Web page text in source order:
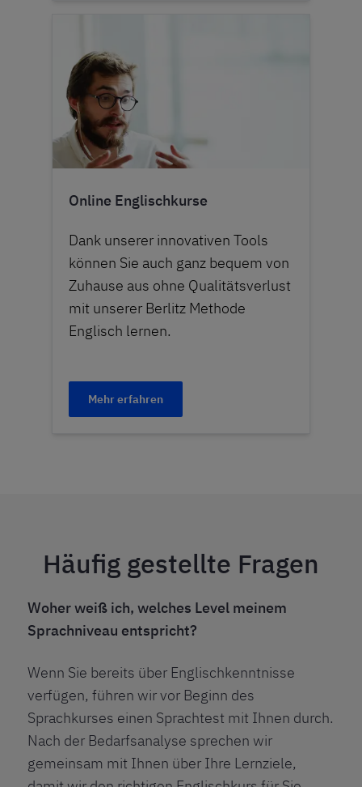
Online Englischkurse
Dank unserer innovativen Tools
können Sie auch ganz bequem von
Zuhause aus ohne Qualitätsverlust
mit unserer Berlitz Methode
Englisch lernen.
Mehr erfahren
Häufig gestellte Fragen
Woher weiß ich, welches Level meinem
Sprachniveau entspricht?
Wenn Sie bereits über Englischkenntnisse
verfügen, führen wir vor Beginn des
Sprachkurses einen Sprachtest mit Ihnen durch.
Nach der Bedarfsanalyse sprechen wir
gemeinsam mit Ihnen über Ihre Lernziele,